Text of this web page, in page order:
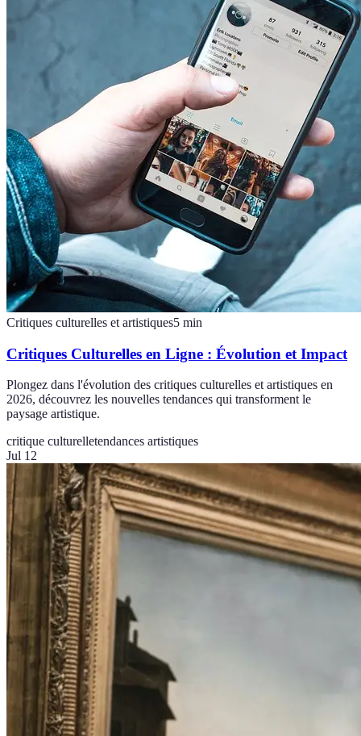
Critiques culturelles et artistiques5 min
Critiques Culturelles en Ligne : Évolution et Impact
Plongez dans l'évolution des critiques culturelles et artistiques en
2026, découvrez les nouvelles tendances qui transforment le
paysage artistique.
critique culturelletendances artistiques
Jul 12